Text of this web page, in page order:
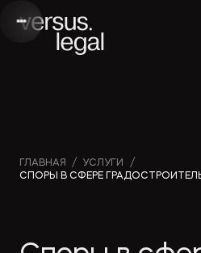
ГЛАВНАЯ / УСЛУГИ
/
СПОРЫ В СФЕРЕ